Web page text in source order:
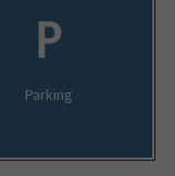
Parking